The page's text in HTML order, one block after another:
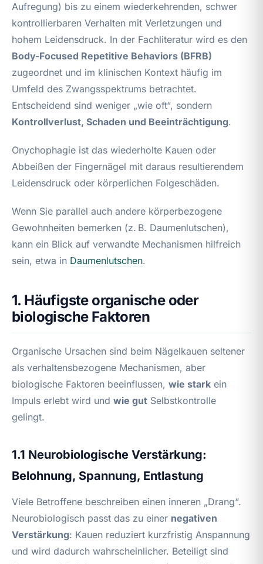
Aufregung) bis zu einem wiederkehrenden, schwer
kontrollierbaren Verhalten mit Verletzungen und
hohem Leidensdruck. In der Fachliteratur wird es den
Body-Focused Repetitive Behaviors (BFRB)
zugeordnet und im klinischen Kontext häufig im
Umfeld des Zwangsspektrums betrachtet.
Entscheidend sind weniger „wie oft“, sondern
Kontrollverlust, Schaden und Beeinträchtigung.
Onychophagie ist das wiederholte Kauen oder
Abbeißen der Fingernägel mit daraus resultierendem
Leidensdruck oder körperlichen Folgeschäden.
Wenn Sie parallel auch andere körperbezogene
Gewohnheiten bemerken (z. B. Daumenlutschen),
kann ein Blick auf verwandte Mechanismen hilfreich
sein, etwa in Daumenlutschen.
1. Häufigste organische oder
biologische Faktoren
Organische Ursachen sind beim Nägelkauen seltener
als verhaltensbezogene Mechanismen, aber
biologische Faktoren beeinflussen, wie stark ein
Impuls erlebt wird und wie gut Selbstkontrolle
gelingt.
1.1 Neurobiologische Verstärkung:
Belohnung, Spannung, Entlastung
Viele Betroffene beschreiben einen inneren „Drang“.
Neurobiologisch passt das zu einer negativen
Verstärkung: Kauen reduziert kurzfristig Anspannung
und wird dadurch wahrscheinlicher. Beteiligt sind